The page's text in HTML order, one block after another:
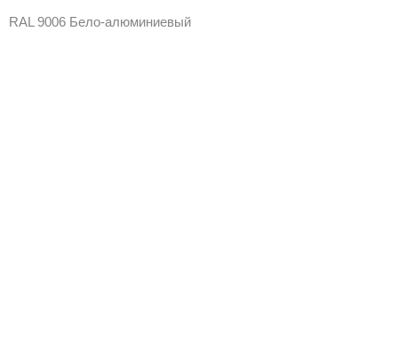
RAL 9006 Бело-алюминиевый